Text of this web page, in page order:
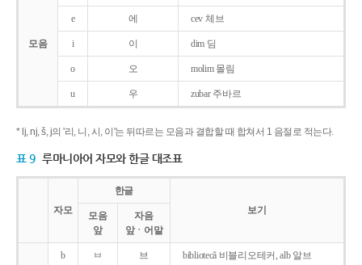
모음
e 에 cev 체브
i 이 dim 딤
o 오 molim 몰림
u 우 zubar 주바르
* lj, nj, š, j의 '리, 니, 시, 이'는 뒤따르는 모음과 결합할 때 합쳐서 1 음절로 적는다.
표 9 루마니아어 자모와 한글 대조표
자모
한글
보기
모음
앞
자음
앞ㆍ어말
b ㅂ 브 bibliotecǎ 비블리오테커, alb 알브